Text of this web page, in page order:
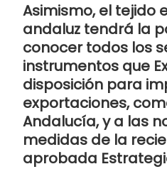
Asimismo, el tejido
andaluz tendrá la
conocer todos los
instrumentos que
disposición para
exportaciones,
Andalucía, y a las
medidas de la
aprobada